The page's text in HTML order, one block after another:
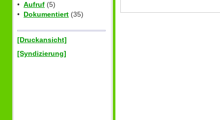
• Aufruf (5)
• Dokumentiert (35)
[Druckansicht]
[Syndizierung]